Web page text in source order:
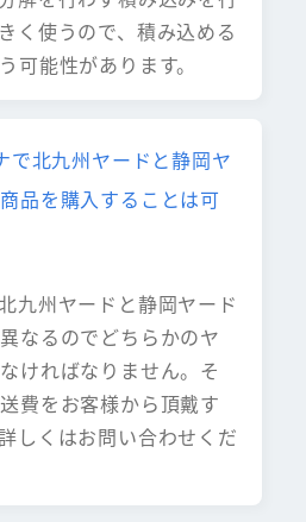
く使うので、積み込める
可能性があります。
で北九州ヤードと静岡ヤ
品を購入することは可
九州ヤードと静岡ヤード
なるのでどちらかのヤ
ければなりません。そ
費をお客様から頂戴す
しくはお問い合わせくだ